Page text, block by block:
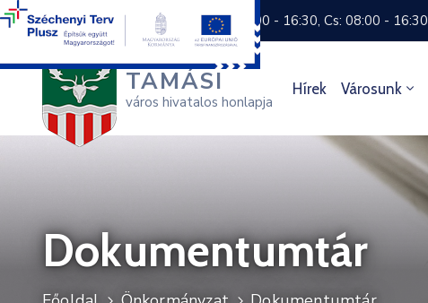
+36 74 570 800 H: 8:00 - 16:30, Cs: 08:00 - 16:30
TAMÁSI
város hivatalos honlapja
Hírek Városunk
Dokumentumtár